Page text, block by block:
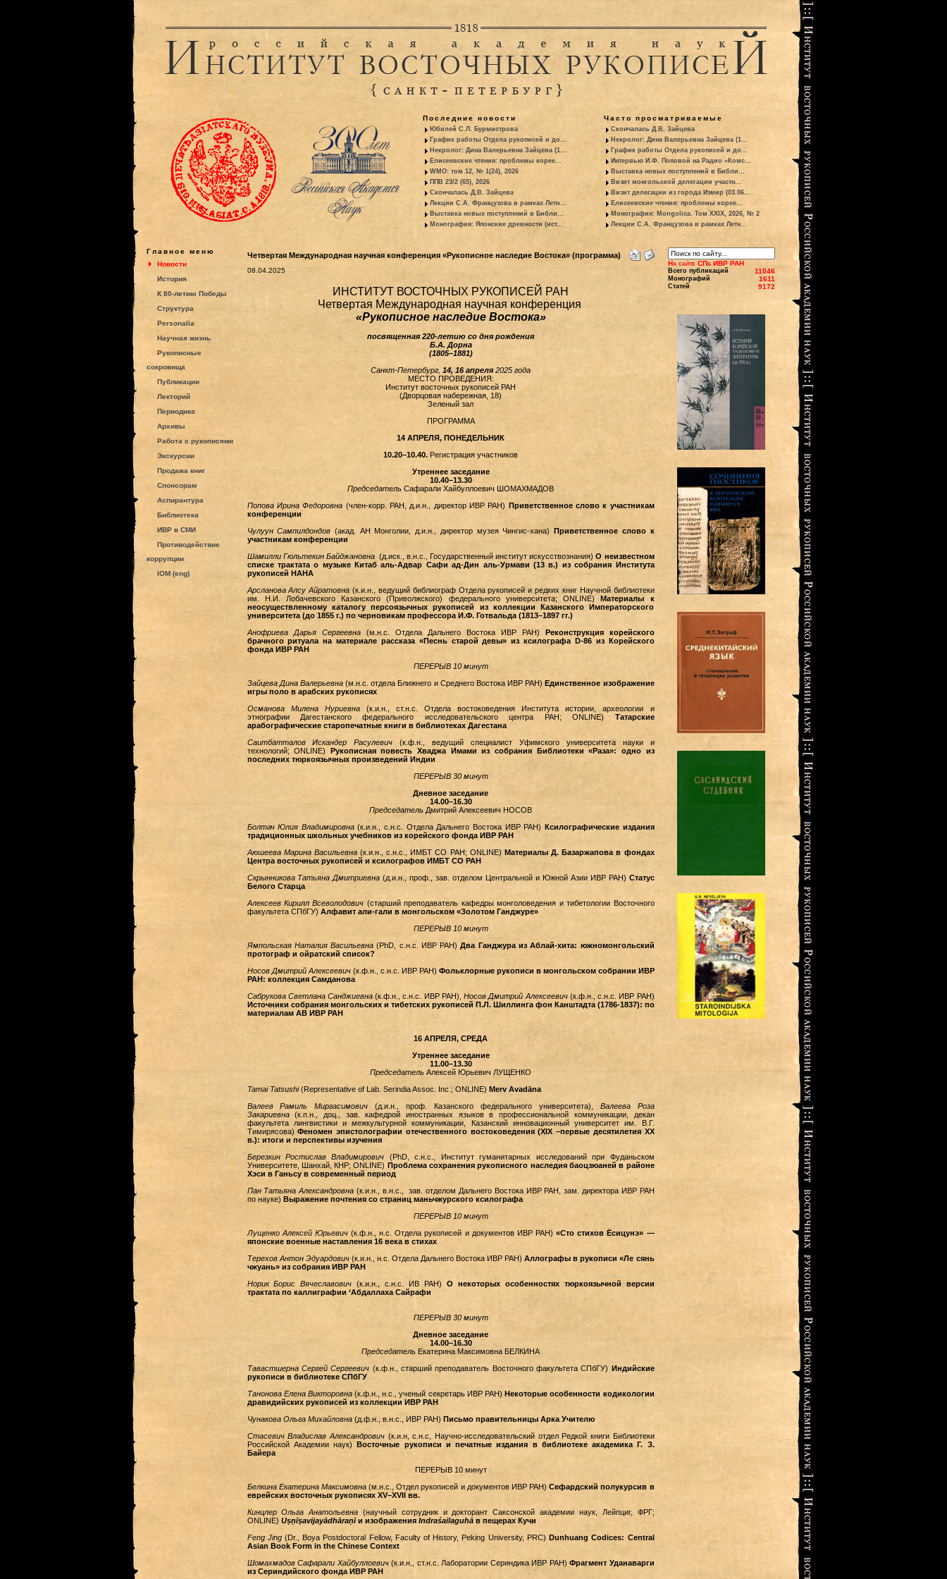
Последние новости
Юбилей С.Л. Бурмистрова
График работы Отдела рукописей и до...
Некролог: Дина Валерьевна Зайцева (1...
Елисеевские чтения: проблемы корее...
WMO: том 12, № 1(24), 2026
ППВ 23/2 (65), 2026
Скончалась Д.В. Зайцева
Лекции С.А. Французова в рамках Летн...
Выставка новых поступлений в Библи...
Монография: Японские древности (ист...
Часто просматриваемые
Скончалась Д.В. Зайцева
Некролог: Дина Валерьевна Зайцева (1...
График работы Отдела рукописей и до...
Интервью И.Ф. Поповой на Радио «Комс...
Выставка новых поступлений в Библи...
Визит монгольской делегации участн...
Визит делегации из города Измир (03.06...
Елисеевские чтения: проблемы корее...
Монография: Mongolica. Том XXIX, 2026, № 2
Лекции С.А. Французова в рамках Летн...
Главное меню
Новости
История
К 80-летию Победы
Структура
Personalia
Научная жизнь
Рукописные
сокровища
Публикации
Лекторий
Периодика
Архивы
Работа с рукописями
Экскурсии
Продажа книг
Спонсорам
Аспирантура
Библиотека
ИВР в СМИ
Противодействие
коррупции
IOM (eng)
Четвертая Международная научная конференция «Рукописное наследие Востока» (программа)
08.04.2025
ИНСТИТУТ ВОСТОЧНЫХ РУКОПИСЕЙ РАН
Четвертая Международная научная конференция
«Рукописное наследие Востока»
посвященная 220-летию со дня рождения
Б.А. Дорна
(1805–1881)
Санкт-Петербург, 14, 16 апреля2025 года
МЕСТО ПРОВЕДЕНИЯ:
Институт восточных рукописей РАН
(Дворцовая набережная, 18)
Зеленый зал
ПРОГРАММА
14 АПРЕЛЯ, ПОНЕДЕЛЬНИК
10.20–10.40. Регистрация участников
Утреннее заседание
10.40–13.30
Председатель Сафарали Хайбуллоевич ШОМАХМАДОВ
Попова Ирина Федоровна (член-корр. РАН, д.и.н., директор ИВР РАН) Приветственное слово к участникам
конференции
Чулуун Сампилдондов (акад. АН Монголии, д.и.н., директор музея Чингис-хана)Приветственное слово к
участникам конференции
Шамилли Гюльтекин Байджановна(д.иск., в.н.с., Государственный институт искусствознания)О неизвестном
списке трактата о музыке Китаб аль-Адвар Сафи ад-Дин аль-Урмави (13 в.) из собрания Института
рукописей НАНА
Арсланова Алсу Айратовна (к.и.н., ведущий библиограф Отдела рукописей и редких книг Научной библиотеки
им. Н.И. Лобачевского Казанского (Приволжского) федерального университета; ONLINE)Материалы к
неосуществленному каталогу персоязычных рукописей из коллекции Казанского Императорского
университета (до 1855 г.) по черновикам профессора И.Ф. Готвальда (1813–1897 гг.)
Анофриева Дарья Сергеевна(м.н.с. Отдела Дальнего Востока ИВР РАН) Реконструкция корейского
брачного ритуала на материале рассказа «Песнь старой девы» из ксилографа D-86 из Корейского
фонда ИВР РАН
ПЕРЕРЫВ 10 минут
Зайцева Дина Валерьевна (м.н.с. отдела Ближнего и Среднего Востока ИВР РАН)Единственное изображение
игры поло в арабских рукописях
Османова Милена Нуриевна(к.и.н., ст.н.с. Отдела востоковедения Института истории, археологии и
этнографии Дагестанского федерального исследовательского центра РАН; ONLINE) Татарские
арабографические старопечатные книги в библиотеках Дагестана
Саитбатталов Искандер Расулевич (к.ф.н., ведущий специалист Уфимского университета науки и
технологий; ONLINE) Рукописная повесть Хваджа Имами из собрания Библиотеки «Раза»: одно из
последних тюркоязычных произведений Индии
ПЕРЕРЫВ 30 минут
Дневное заседание
14.00–16.30
Председатель Дмитрий Алексеевич НОСОВ
Болтач Юлия Владимировна(к.и.н., с.н.с. Отдела Дальнего Востока ИВР РАН) Ксилографические издания
традиционных школьных учебников из корейского фонда ИВР РАН
Аюшеева Марина Васильевна(к.и.н., с.н.с., ИМБТ СО РАН; ONLINE) Материалы Д. Базаржапова в фондах
Центра восточных рукописей и ксилографов ИМБТ СО РАН
Скрынникова Татьяна Дмитриевна (д.и.н., проф., зав. отделом Центральной и Южной Азии ИВР РАН) Статус
Белого Старца
Алексеев Кирилл Всеволодович (старший преподаватель кафедры монголоведения и тибетологии Восточного
факультета СПбГУ) Алфавит али-гали в монгольском «Золотом Ганджуре»
ПЕРЕРЫВ 10 минут
Ямпольская Наталия Васильевна (PhD, с.н.с. ИВР РАН)Два Ганджура из Аблай-хита: южномонгольский
протограф и ойратский список?
Носов Дмитрий Алексеевич(к.ф.н., с.н.с. ИВР РАН) Фольклорные рукописи в монгольском собрании ИВР
РАН: коллекция Самданова
Сабрукова Светлана Санджиевна(к.ф.н., с.н.с. ИВР РАН),Носов Дмитрий Алексеевич(к.ф.н., с.н.с. ИВР РАН)
Источники собрания монгольских и тибетских рукописей П.Л. Шиллинга фон Канштадта (1786-1837): по
материалам АВ ИВР РАН
16 АПРЕЛЯ, СРЕДА
Утреннее заседание
11.00–13.30
Председатель Алексей Юрьевич ЛУЩЕНКО
Tamai Tatsushi(Representative of Lab. Serindia Assoc. Inc.; ONLINE) Merv Avadāna
Валеев Рамиль Миргасимович (д.и.н., проф. Казанского федерального университета), Валеева Роза
Закариевна(к.п.н., доц., зав. кафедрой иностранных языков в профессиональной коммуникации, декан
факультета лингвистики и межкультурной коммуникации, Казанский инновационный университет им. В.Г.
Тимирясова)Феномен эпистолографии отечественного востоковедения (XIX –первые десятилетия XX
в.): итоги и перспективы изучения
Березкин Ростислав Владимирович (PhD, с.н.с., Институт гуманитарных исследований при Фуданьском
Университете, Шанхай, КНР; ONLINE) Проблема сохранения рукописного наследия баоцзюаней в районе
Хэси в Ганьсу в современный период
Пан Татьяна Александровна (к.и.н., в.н.с., зав. отделом Дальнего Востока ИВР РАН, зам. директора ИВР РАН
по науке) Выражение почтения со страниц маньчжурского ксилографа
ПЕРЕРЫВ 10 минут
Лущенко Алексей Юрьевич(к.ф.н., н.с. Отдела рукописей и документов ИВР РАН)«Сто стихов Ёсицунэ» —
японские военные наставления 16 века в стихах
Терехов Антон Эдуардович(к.и.н., н.с. Отдела Дальнего Востока ИВР РАН)Аллографы в рукописи «Ле сянь
чжуань» из собрания ИВР РАН
Норик Борис Вячеславович (к.и.н., с.н.с. ИВ РАН) О некоторых особенностях тюркоязычной версии
трактата по каллиграфии ‘Абдаллаха Сайрафи
ПЕРЕРЫВ 30 минут
Дневное заседание
14.00–16.30
Председатель Екатерина Максимовна БЕЛКИНА
Тавастшерна Сергей Сергеевич (к.ф.н., старший преподаватель Восточного факультета СПбГУ) Индийские
рукописи в библиотеке СПбГУ
Танонова Елена Викторовна(к.ф.н., н.с., ученый секретарь ИВР РАН)Некоторые особенности кодикологии
дравидийских рукописей из коллекции ИВР РАН
Чунакова Ольга Михайловна (д.ф.н., в.н.с., ИВР РАН) Письмо правительницы Арка Учителю
Стасевич Владислав Александрович(к.и.н, с.н.с, Научно-исследовательский отдел Редкой книги Библиотеки
Российской Академии наук)Восточные рукописи и печатные издания в библиотеке академика Г. З.
Байера
ПЕРЕРЫВ 10 минут
Белкина Екатерина Максимовна(м.н.с., Отдел рукописей и документов ИВР РАН)Сефардский полукурсив в
еврейских восточных рукописях XV–XVII вв.
Кинцлер Ольга Анатольевна (научный сотрудник и докторант Саксонской академии наук, Лейпциг, ФРГ;
ONLINE) Uṣṇīṣavijayādhāraṇīи изображения Indraśailaguhā в пещерах Кучи
Feng Jing(Dr., Boya Postdoctoral Fellow, Faculty of History, Peking University, PRC)Dunhuang Codices: Central
Asian Book Form in the Chinese Context
Шомахмадов Сафарали Хайбуллоевич(к.и.н., ст.н.с. Лаборатории Сериндика ИВР РАН) Фрагмент Уданаварги
из Сериндийского фонда ИВР РАН
На сайте СПб ИВР РАН
Всего публикаций 11046
Монографий 1611
Статей 9172